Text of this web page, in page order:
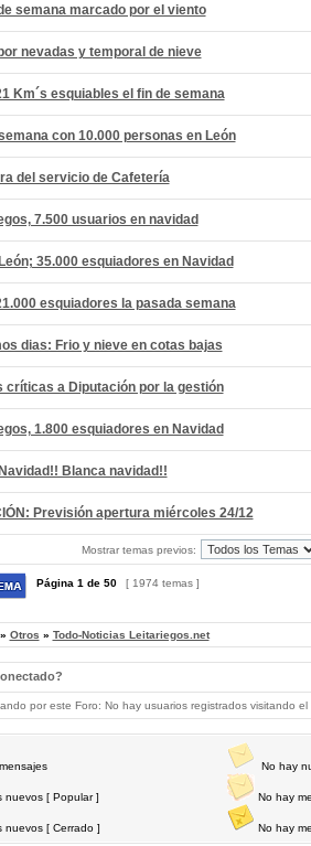
semana marcado por el viento
nevadas y temporal de nieve
Km´s esquiables el fin de semana
con 10.000 personas en León
del servicio de Cafetería
7.500 usuarios en navidad
35.000 esquiadores en Navidad
esquiadores la pasada semana
dias: Frio y nieve en cotas bajas
críticas a Diputación por la gestión
1.800 esquiadores en Navidad
Navidad!! Blanca navidad!!
Previsión apertura miércoles 24/12
Mostrar temas previos:
Página 1 de 50 [ 1974 temas ]
» Otros » Todo-Noticias Leitariegos.net
por este Foro: No hay usuarios registrados visitando
nuevos [ Popular ]
nuevos [ Cerrado ]
No hay
No hay
No hay